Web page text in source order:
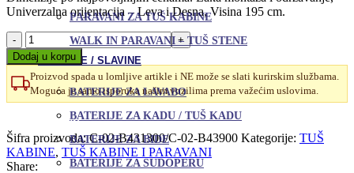
PARAVANI ZA TUŠ KABINE
WALK IN PARAVANI – TUŠ STENE
BATERIJE / SLAVINE
BATERIJE ZA LAVABO
BATERIJE ZA KADU / TUŠ KADU
BATERIJE ZA BIDE
BATERIJE ZA SUDOPERU
Univerzalna orijentacija – Leva i Desna, Visina 195 cm.
Tuš
Kabina
130x90
Atlas
PRO
Dvostrano
otvaranje
količina
Dodaj u korpu
Proizvod spada u lomljive artikle i NE može se slati kurirskim službama.
Moguća je samo isporuka našim vozilima prema važećim uslovima.
Dodaj u omiljene
Šifra proizvoda:C-02-B431300/C-02-B43900 Kategorije: TUŠ
KABINE, TUŠ KABINE I PARAVANI
Share: